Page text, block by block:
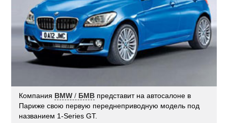
Компания BMW / БМВ представит на автосалоне в
Париже свою первую переднеприводную модель под
названием 1-Series GT.